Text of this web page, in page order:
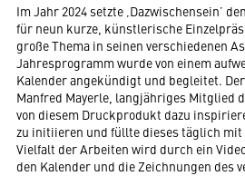
Im Jahr 2024 setzte ‚Dazwischensein’
für neun kurze, künstlerische
große Thema in seinen verschiedenen
Jahresprogramm wurde von einem
Kalender angekündigt und begleitet.
Manfred Mayerle, langjähriges Mitglied
von diesem Druckprodukt dazu
zu initiieren und füllte dieses täglich mit
Vielfalt der Arbeiten wird durch ein
den Kalender und die Zeichnungen des